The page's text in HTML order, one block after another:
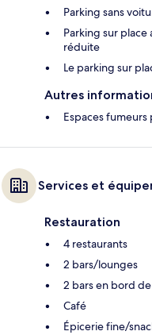
Parking sans
Parking sur
réduite
Le parking sur
Autres
Espaces fumeurs
Services et
Restauration
4 restaurants
2 bars/lounges
2 bars en bord
Café
Épicerie fine/